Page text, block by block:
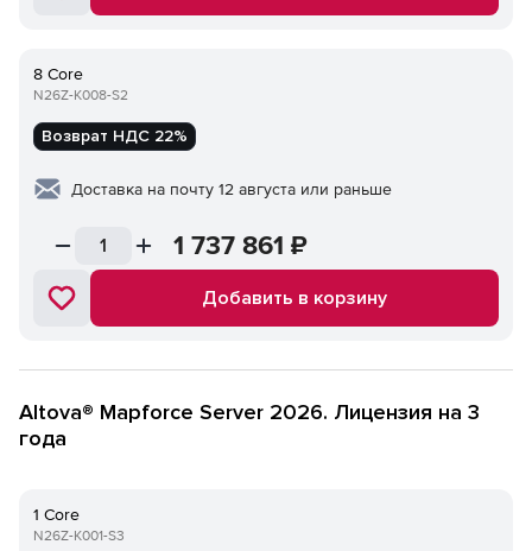
8 Core
N26Z-K008-S2
Возврат НДС 22%
Доставка на почту 12 августа или раньше
1 737 861 ₽
Добавить в корзину
Altova® Mapforce Server 2026. Лицензия на 3
года
1 Core
N26Z-K001-S3